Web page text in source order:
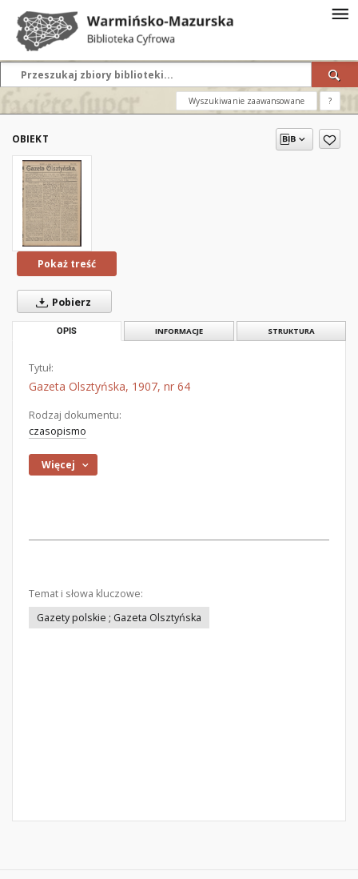
Wyszukiwanie zaawansowane ?
OBIEKT
Pokaż treść
Pobierz
OPIS INFORMACJE STRUKTURA
Tytuł:
Gazeta Olsztyńska, 1907, nr 64
Rodzaj dokumentu:
czasopismo
Więcej
Temat i słowa kluczowe:
Gazety polskie ; Gazeta Olsztyńska